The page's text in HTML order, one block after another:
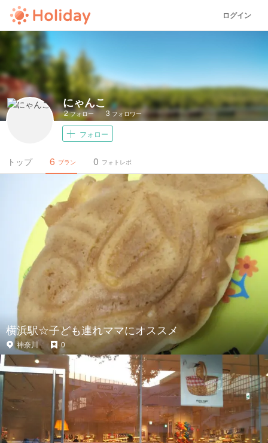
ログイン
にゃんこ
2フォロー 3 フォロワー
フォロー
トップ プラン
6 フォトレポ
0
横浜駅☆子ども連れママにオススメ
神奈川 0